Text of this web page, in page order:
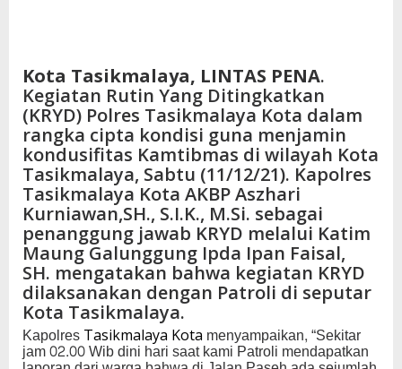
Kota Tasikmalaya, LINTAS PENA.
Kegiatan Rutin Yang Ditingkatkan
(KRYD) Polres Tasikmalaya Kota dalam
rangka cipta kondisi guna menjamin
kondusifitas Kamtibmas di wilayah Kota
Tasikmalaya, Sabtu (11/12/21). Kapolres
Tasikmalaya Kota AKBP Aszhari
Kurniawan,SH., S.I.K., M.Si. sebagai
penanggung jawab KRYD melalui Katim
Maung Galunggung Ipda Ipan Faisal,
SH. mengatakan bahwa kegiatan KRYD
dilaksanakan dengan Patroli di seputar
Kota Tasikmalaya.
Kapolres Tasikmalaya Kota menyampaikan, “Sekitar
jam 02.00 Wib dini hari saat kami Patroli mendapatkan